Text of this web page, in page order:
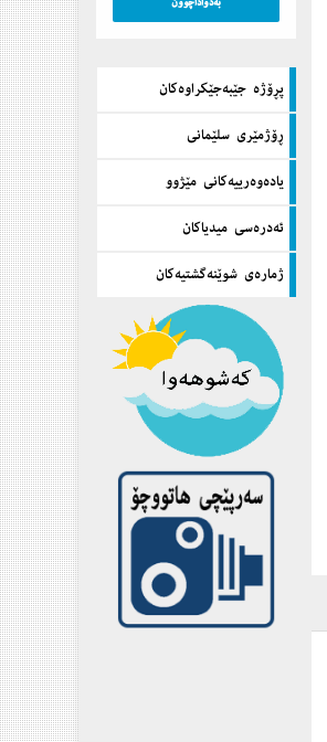
پڕۆژه‌ جێبه‌جێكراوه‌كان
ڕۆژمێری سلێمانی
یاده‌وه‌رییه‌كانی مێژوو
ئه‌دره‌سی میدیاكان
ژماره‌ی شوێنه‌گشتیه‌كان